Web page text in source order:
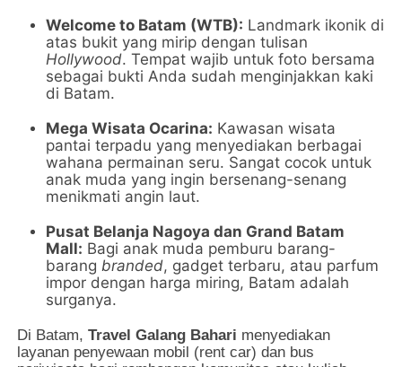
Welcome to Batam (WTB): Landmark ikonik di
atas bukit yang mirip dengan tulisan
Hollywood. Tempat wajib untuk foto bersama
sebagai bukti Anda sudah menginjakkan kaki
di Batam.
Mega Wisata Ocarina: Kawasan wisata
pantai terpadu yang menyediakan berbagai
wahana permainan seru. Sangat cocok untuk
anak muda yang ingin bersenang-senang
menikmati angin laut.
Pusat Belanja Nagoya dan Grand Batam
Mall: Bagi anak muda pemburu barang-
barang branded, gadget terbaru, atau parfum
impor dengan harga miring, Batam adalah
surganya.
Di Batam,Travel Galang Bahari menyediakan
layanan penyewaan mobil (rent car) dan bus